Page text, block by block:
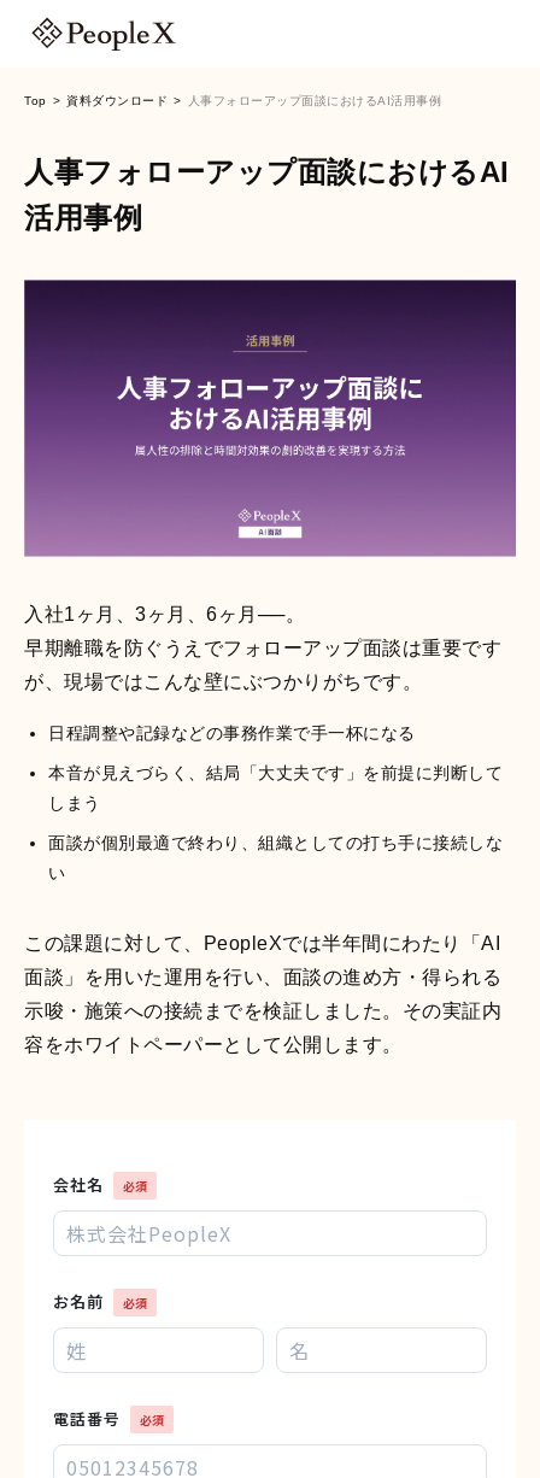
Top 資料ダウンロード 人事フォローアップ面談におけるAI活用事例
人事フォローアップ面談におけるAI
活用事例
入社1ヶ月、3ヶ月、6ヶ月──。
早期離職を防ぐうえでフォローアップ面談は重要です
が、現場ではこんな壁にぶつかりがちです。
日程調整や記録などの事務作業で手一杯になる
本音が見えづらく、結局「大丈夫です」を前提に判断して
しまう
面談が個別最適で終わり、組織としての打ち手に接続しな
い
この課題に対して、PeopleXでは半年間にわたり「AI
面談」を用いた運用を行い、面談の進め方・得られる
示唆・施策への接続までを検証しました。その実証内
容をホワイトペーパーとして公開します。